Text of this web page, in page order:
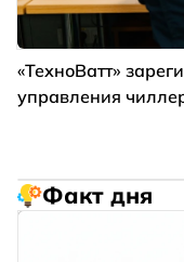
«ТехноВатт»
управления
Факт дня